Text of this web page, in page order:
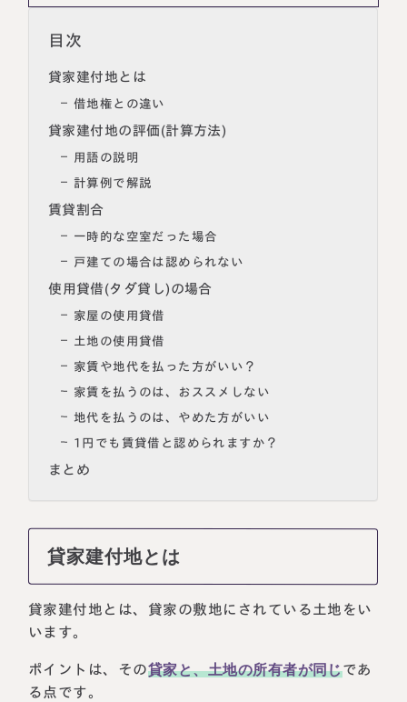
目次
貸家建付地とは
借地権との違い
貸家建付地の評価(計算方法)
用語の説明
計算例で解説
賃貸割合
一時的な空室だった場合
戸建ての場合は認められない
使用貸借(タダ貸し)の場合
家屋の使用貸借
土地の使用貸借
家賃や地代を払った方がいい？
家賃を払うのは、おススメしない
地代を払うのは、やめた方がいい
1円でも賃貸借と認められますか？
まとめ
貸家建付地とは
貸家建付地とは、貸家の敷地にされている土地をい
います。
ポイントは、その貸家と、土地の所有者が同じであ
る点です。